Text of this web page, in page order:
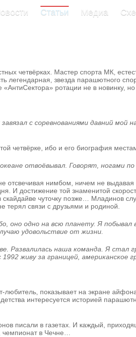
Статьи Медиа
четвёрках. Мастер спорта МК,
звезда парашютного
ротации не в новинку, но
с соревнованиями давний мой
четвёрке, ибо и его биография
отвоёвывал. Говорят, ногами по
нимбом, ничем не
И достижение той знаменитой
чуточку позже… Младинов
терял связи с друзьями и родиной.
оно одно на всю планету. Я
удовольствие от жизни.
Развалилась наша команда. Я стал
живу за границей, американское
показывает на экране
интересуется историей
писали в газетах. И каждый,
в Чечне…